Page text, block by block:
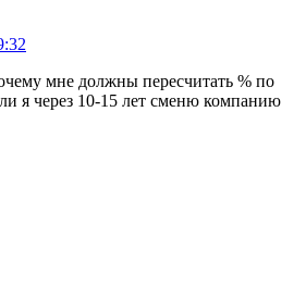
мне должны пересчитать % по
я через 10-15 лет сменю компанию